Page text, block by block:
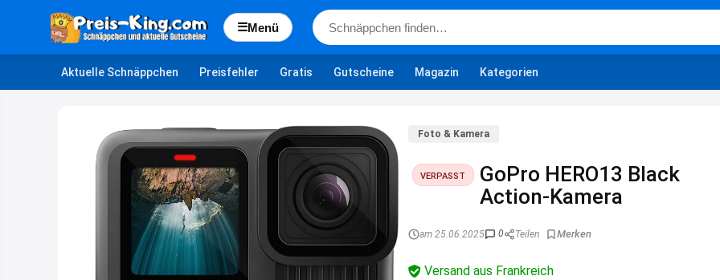
☰Menü
Aktuelle Schnäppchen Preisfehler Gratis Gutscheine Magazin Kategorien
Foto & Kamera
VERPASST
GoPro HERO13 Black
Action-Kamera
am 25.06.2025 0 Teilen
Versand aus Frankreich